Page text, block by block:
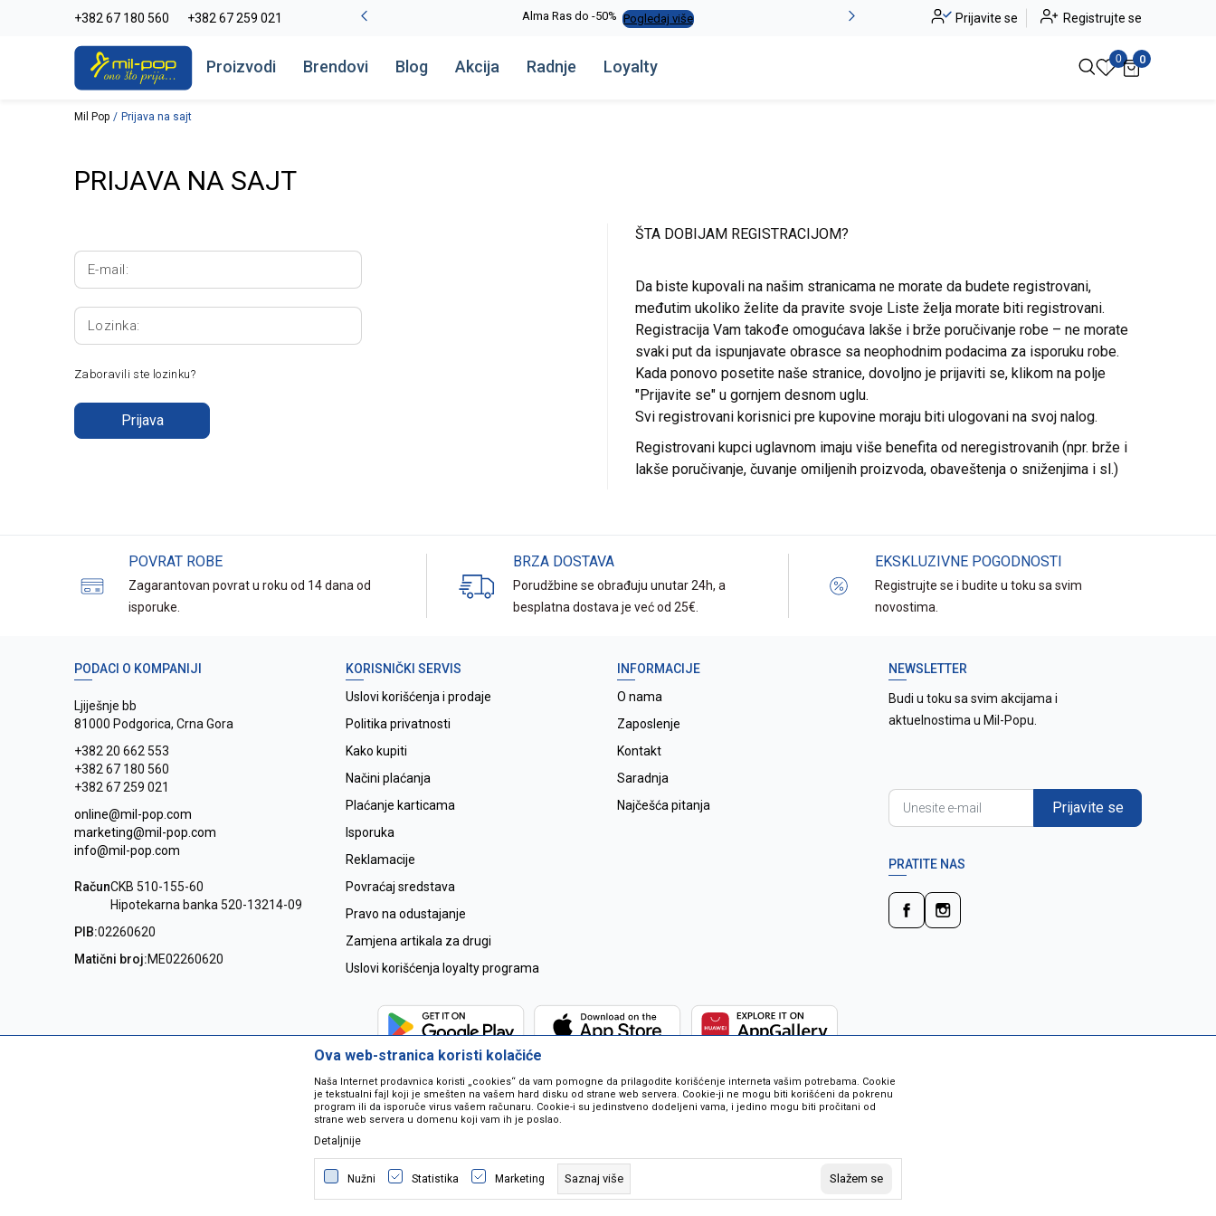
+382 67 180 560 +382 67 259 021
La Plage peškiri do -30% Pogledaj više Alma Ras do -50% Pogledaj više Novo u ponudi - Jadea Pogledaj više
Prijavite se Registrujte se
Proizvodi Brendovi Blog Akcija Radnje Loyalty 0 0
Mil Pop Prijava na sajt
PRIJAVA NA SAJT
E-mail:
Lozinka:
Zaboravili ste lozinku?
Prijava
ŠTA DOBIJAM REGISTRACIJOM?
Da biste kupovali na našim stranicama ne morate da budete registrovani,
međutim ukoliko želite da pravite svoje Liste želja morate biti registrovani.
Registracija Vam takođe omogućava lakše i brže poručivanje robe – ne morate
svaki put da ispunjavate obrasce sa neophodnim podacima za isporuku robe.
Kada ponovo posetite naše stranice, dovoljno je prijaviti se, klikom na polje
"Prijavite se" u gornjem desnom uglu.
Svi registrovani korisnici pre kupovine moraju biti ulogovani na svoj nalog.
Registrovani kupci uglavnom imaju više benefita od neregistrovanih (npr. brže i
lakše poručivanje, čuvanje omiljenih proizvoda, obaveštenja o sniženjima i sl.)
POVRAT ROBE
Zagarantovan povrat u roku od 14 dana od
isporuke.
BRZA DOSTAVA
Porudžbine se obrađuju unutar 24h, a
besplatna dostava je već od 25€.
EKSKLUZIVNE POGODNOSTI
Registrujte se i budite u toku sa svim
novostima.
PODACI O KOMPANIJI
Ljiješnje bb
81000 Podgorica, Crna Gora
+382 20 662 553
+382 67 180 560
+382 67 259 021
online@mil-pop.com
marketing@mil-pop.com
info@mil-pop.com
RačunCKB 510-155-60
Hipotekarna banka 520-13214-09
PIB:02260620
Matični broj:ME02260620
KORISNIČKI SERVIS
Uslovi korišćenja i prodaje
Politika privatnosti
Kako kupiti
Načini plaćanja
Plaćanje karticama
Isporuka
Reklamacije
Povraćaj sredstava
Pravo na odustajanje
Zamjena artikala za drugi
Uslovi korišćenja loyalty programa
INFORMACIJE
O nama
Zaposlenje
Kontakt
Saradnja
Najčešća pitanja
NEWSLETTER
Budi u toku sa svim akcijama i
aktuelnostima u Mil-Popu.
Prijavite se
PRATITE NAS
Nastojimo da budemo što precizniji u opisu proizvoda, prikazu slika i samih cijena ali ne možemo garantovati da su sve informacije kompletne i bez
grešaka. Svi artikli na sajtu su dio naše ponude i ne podrazumjeva se da su dostupni u svakom trenutku. Raspoloživost robe možete provjeriti besplatnim
pozivom na broj 067259021.
©2026www.mil-pop.com, IzradaNB SOFT. Sva prava zadržana.
Ova web-stranica koristi kolačiće
Naša Internet prodavnica koristi „cookies“ da vam pomogne da prilagodite korišćenje interneta vašim potrebama. Cookie
je tekstualni fajl koji je smešten na vašem hard disku od strane web servera. Cookie-ji ne mogu biti korišćeni da pokrenu
program ili da isporuče virus vašem računaru. Cookie-i su jedinstveno dodeljeni vama, i jedino mogu biti pročitani od
strane web servera u domenu koji vam ih je poslao.
Detaljnije
Nužni Statistika Marketing Saznaj više Slažem se